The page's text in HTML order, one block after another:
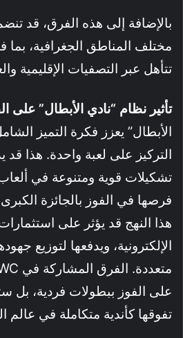
بالإضافة إلى هذه الفرق، قد
مختلف المناطق الجغرافية، بما
تتأهل عبر التصفيات الإقليمية
تأثير نظام “نادي الأبطال” على
الأبطال” يعزز فكرة التميز
التركيز على لعبة واحدة. هذا قد
تشكيلات قوية ومتنوعة في
فرصها في الفوز بالجائزة
هذا النهج قد يؤثر على
الإلكترونية، ويدفعها لتوزيع
على الفوز ببطولات فردية، بل
تفوقها كأندية متكاملة في عالم